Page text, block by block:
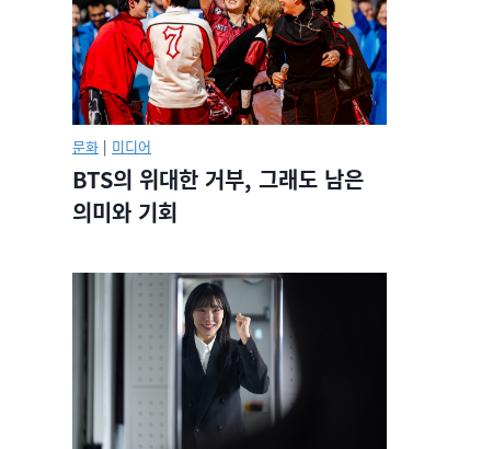
문화 | 미디어
BTS의 위대한 거부, 그래도 남은
의미와 기회